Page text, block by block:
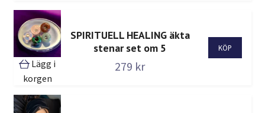
Lägg i
korgen
SPIRITUELL HEALING äkta
stenar set om 5
279 kr